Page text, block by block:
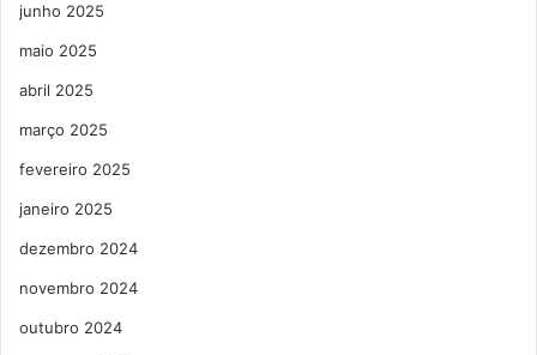
junho 2025
maio 2025
abril 2025
março 2025
fevereiro 2025
janeiro 2025
dezembro 2024
novembro 2024
outubro 2024